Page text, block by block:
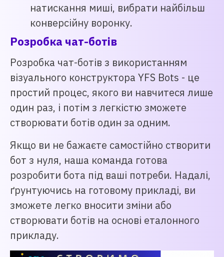
натискання миші, вибрати найбільш
конверсійну воронку.
Розробка чат-ботів
Розробка чат-ботів з використанням
візуального конструктора YFS Bots - це
простий процес, якого ви навчитеся лише
один раз, і потім з легкістю зможете
створювати ботів один за одним.
Якщо ви не бажаєте самостійно створити
бот з нуля, наша команда готова
розробити бота під ваші потреби. Надалі,
ґрунтуючись на готовому прикладі, ви
зможете легко вносити зміни або
створювати ботів на основі еталонного
прикладу.